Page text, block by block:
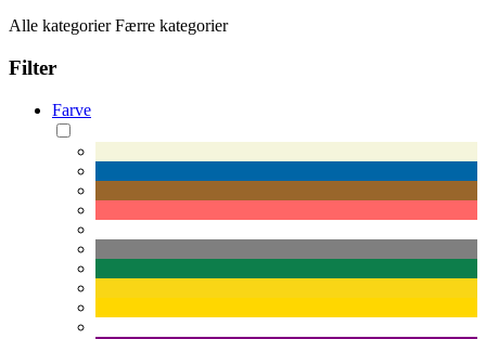
Alle kategorier Færre kategorier
Filter
Farve